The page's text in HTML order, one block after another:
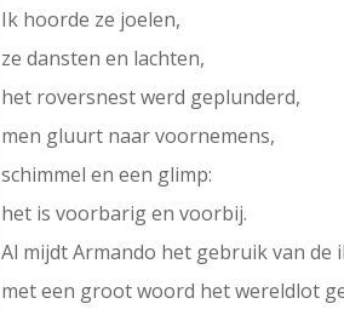
Ik hoorde ze joelen,
ze dansten en lachten,
het roversnest werd geplunderd,
men gluurt naar voornemens,
schimmel en een glimp:
het is voorbarig en voorbij.
Al mijdt Armando het gebruik van de
met een groot woord het wereldlot